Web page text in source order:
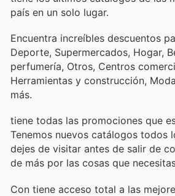
país en un solo lugar.
Encuentra increíbles descuentos
Deporte, Supermercados, Hogar,
perfumería, Otros, Centros
Herramientas y construcción,
más.
tiene todas las promociones que
Tenemos nuevos catálogos todos
dejes de visitar antes de salir de
de más por las cosas que
Con tiene acceso total a las